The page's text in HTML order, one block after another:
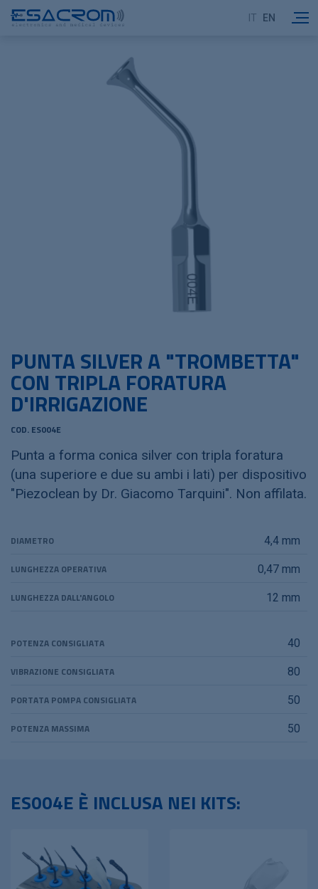
IT EN
PUNTA SILVER A "TROMBETTA"
CON TRIPLA FORATURA
D'IRRIGAZIONE
COD. ES004E
Punta a forma conica silver con tripla foratura
(una superiore e due su ambi i lati) per dispositivo
"Piezoclean by Dr. Giacomo Tarquini". Non affilata.
DIAMETRO 4,4 mm
LUNGHEZZA OPERATIVA 0,47 mm
LUNGHEZZA DALL'ANGOLO 12 mm
POTENZA CONSIGLIATA 40
VIBRAZIONE CONSIGLIATA 80
PORTATA POMPA CONSIGLIATA 50
POTENZA MASSIMA 50
ES004E È INCLUSA NEI KITS: